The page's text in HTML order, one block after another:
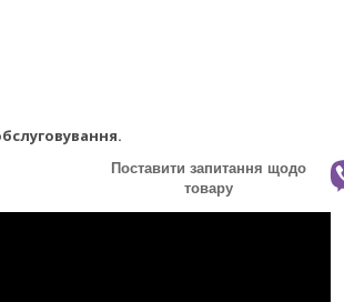
Поставити запитання щодо
товару